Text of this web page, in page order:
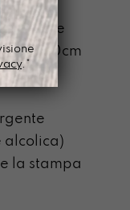
140cm
di
alcolica)
la stampa
.*